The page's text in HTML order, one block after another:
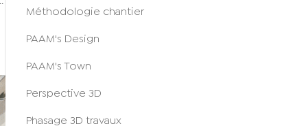
Méthodologie chantier
PAAM's Design
PAAM's Town
Perspective 3D
Phasage 3D travaux